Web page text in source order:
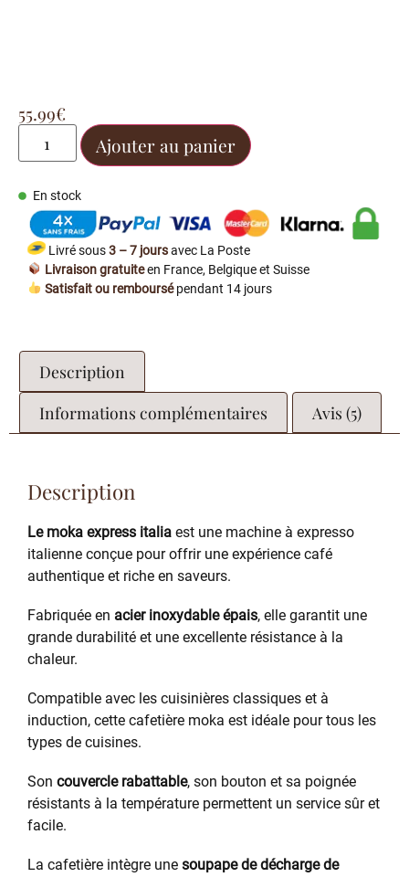
55.99€
Ajouter au panier
En stock
Livré sous3 – 7 joursavec La Poste
Livraison gratuiteen France, Belgique et Suisse
Satisfait ou remboursépendant 14 jours
Description
Informations complémentaires
Avis (5)
Description
Le moka express italia est une machine à expresso
italienne conçue pour offrir une expérience café
authentique et riche en saveurs.
Fabriquée en acier inoxydable épais, elle garantit une
grande durabilité et une excellente résistance à la
chaleur.
Compatible avec les cuisinières classiques et à
induction, cette cafetière moka est idéale pour tous les
types de cuisines.
Son couvercle rabattable, son bouton et sa poignée
résistants à la température permettent un service sûr et
facile.
La cafetière intègre une soupape de décharge de